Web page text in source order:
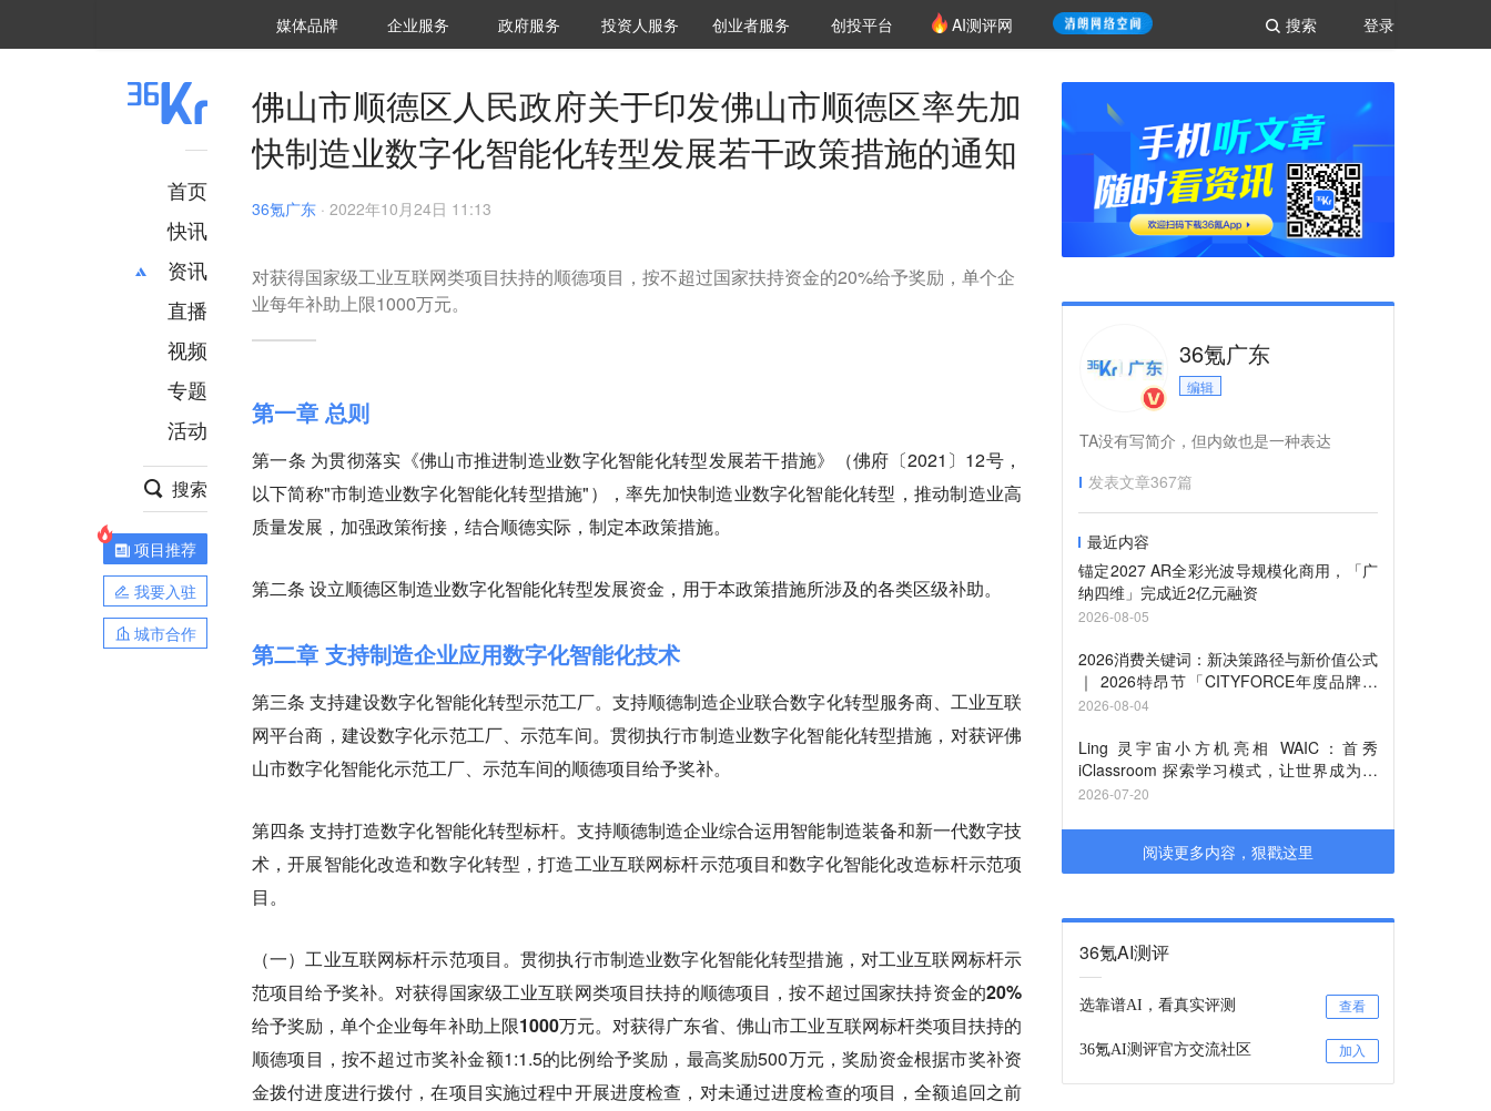
登录
搜索
媒体品牌 36Kr研究院
企业服务 城市之窗
政府服务 VClub投资机构库
投资机构职位推介
投资人服务 创投氪堂
创业者服务 创投平台 AI测评网
首页
快讯
资讯
推荐
财经
项目推荐
安徽
直播
视频
专题
活动
搜索
项目推荐
我要入驻
城市合作
佛山市顺德区人民政府关于印发佛山市顺德区率先加
快制造业数字化智能化转型发展若干政策措施的通知
36氪广东 · 2022年10月24日 11:13
对获得国家级工业互联网类项目扶持的顺德项目，按不超过国家扶持资金的20%给予奖励，单个企
业每年补助上限1000万元。
第一章 总则
第一条 为贯彻落实《佛山市推进制造业数字化智能化转型发展若干措施》（佛府〔2021〕12号，
以下简称"市制造业数字化智能化转型措施"），率先加快制造业数字化智能化转型，推动制造业高
质量发展，加强政策衔接，结合顺德实际，制定本政策措施。
第二条 设立顺德区制造业数字化智能化转型发展资金，用于本政策措施所涉及的各类区级补助。
第二章 支持制造企业应用数字化智能化技术
第三条支持建设数字化智能化转型示范工厂。支持顺德制造企业联合数字化转型服务商、工业互联
网平台商，建设数字化示范工厂、示范车间。贯彻执行市制造业数字化智能化转型措施，对获评佛
山市数字化智能化示范工厂、示范车间的顺德项目给予奖补。
第四条支持打造数字化智能化转型标杆。支持顺德制造企业综合运用智能制造装备和新一代数字技
术，开展智能化改造和数字化转型，打造工业互联网标杆示范项目和数字化智能化改造标杆示范项
目。
（一）工业互联网标杆示范项目。贯彻执行市制造业数字化智能化转型措施， 对工业互联网标杆示
范项目给予奖补。对获得国家级工业互联网类项目扶持的顺德项目，按不超过国家扶持资金的20%
给予奖励，单个企业每年补助上限1000万元。 对获得广东省、佛山市工业互联网标杆类项目扶持的
顺德项目，按不超过市奖补金额1:1.5的比例给予奖励，最高奖励500万元，奖励资金根据市奖补资
金拨付进度进行拨付，在项目实施过程中开展进度检查，对未通过进度检查的项目，全额追回之前
36氪广东
编辑
TA没有写简介，但内敛也是一种表达
发表文章367篇
最近内容
锚定2027 AR全彩光波导规模化商用，「广
纳四维」完成近2亿元融资
2026-08-05
2026消费关键词：新决策路径与新价值公式
｜ 2026特昂节「CITYFORCE年度品牌」
征集启动
2026-08-04
Ling 灵宇宙小方机亮相 WAIC：首秀
iClassroom 探索学习模式，让世界成为课
堂
2026-07-20
阅读更多内容，狠戳这里
36氪AI测评
选靠谱AI，看真实评测 查看
36氪AI测评官方交流社区 加入